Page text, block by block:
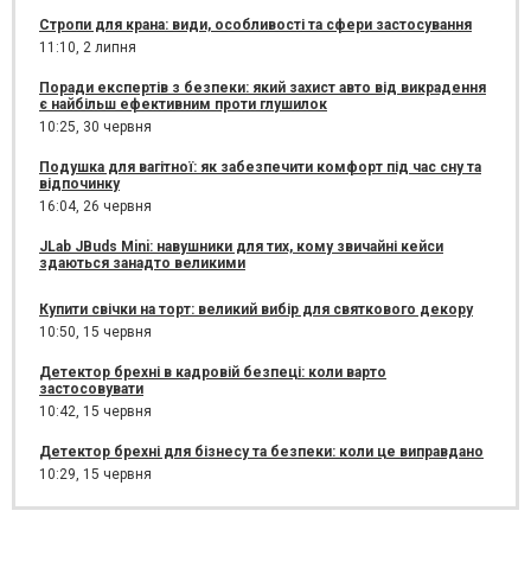
Стропи для крана: види, особливості та сфери застосування
11:10, 2 липня
Поради експертів з безпеки: який захист авто від викрадення
є найбільш ефективним проти глушилок
10:25, 30 червня
Подушка для вагітної: як забезпечити комфорт під час сну та
відпочинку
16:04, 26 червня
JLab JBuds Mini: навушники для тих, кому звичайні кейси
здаються занадто великими
Купити свічки на торт: великий вибір для святкового декору
10:50, 15 червня
Детектор брехні в кадровій безпеці: коли варто
застосовувати
10:42, 15 червня
Детектор брехні для бізнесу та безпеки: коли це виправдано
10:29, 15 червня